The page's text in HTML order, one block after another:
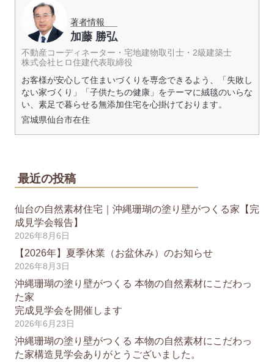
著者情報
加藤 勝弘
不動産コーディネーター・宅地建物取引士・2級建築士
株式会社ヒロ住建代表取締役
お客様が安心して住まいづくりを専念できるよう、「失敗し
ない家づくり」「子供たちの健康」をテーマに絨毯のいらな
い、素足で暮らせる無添加住宅を心掛けております。
宮城県仙台市在住
最近の投稿
仙台の自然素材住宅｜沖縄珊瑚の塗り壁がつくる家【完
成見学会報告】
2026年8月6日
【2026年】夏季休業（お盆休み）のお知らせ
2026年8月3日
沖縄珊瑚の塗り壁がつくる 本物の自然素材にこだわっ
た家
完成見学会を開催します
2026年6月23日
沖縄珊瑚の塗り壁がつくる 本物の自然素材にこだわっ
た家構造見学会ありがとうございました。